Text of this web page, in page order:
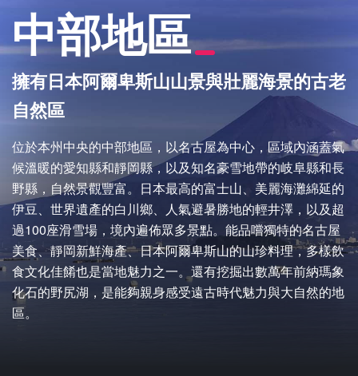
中部地區
擁有日本阿爾卑斯山山景與壯麗海景的古老
自然區
位於本州中央的中部地區，以名古屋為中心，區域內涵蓋氣
候溫暖的愛知縣和靜岡縣，以及知名豪雪地帶的岐阜縣和長
野縣，自然景觀豐富。日本最高的富士山、美麗海灘綿延的
伊豆、世界遺產的白川鄉、人氣避暑勝地的輕井澤，以及超
過100座滑雪場，境內遍佈眾多景點。能品嚐獨特的名古屋
美食、靜岡新鮮海產、日本阿爾卑斯山的山珍料理，多樣飲
食文化佳餚也是當地魅力之一。還有挖掘出數萬年前納瑪象
化石的野尻湖，是能夠親身感受遠古時代魅力與大自然的地
區。